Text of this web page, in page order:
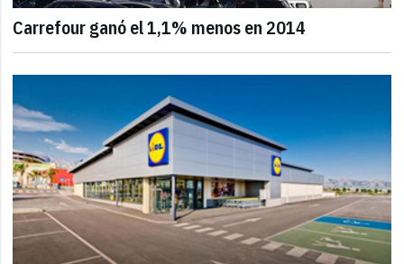
Carrefour ganó el 1,1% menos en 2014